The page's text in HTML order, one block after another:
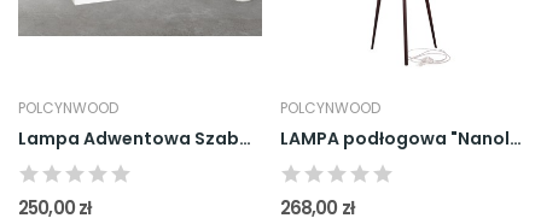
POLCYNWOOD
Lampa Adwentowa Szabasowa - Świecznik Świąteczny
250,00 zł
POLCYNWOOD
LAMPA podłogowa "Nanola" Brązowa
268,00 zł